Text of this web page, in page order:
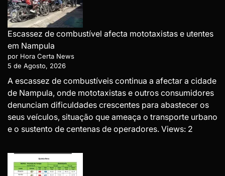
Escassez de combustível afecta mototaxistas e utentes
em Nampula
por Hora Certa News
5 de Agosto, 2026
A escassez de combustíveis continua a afectar a cidade
de Nampula, onde mototaxistas e outros consumidores
denunciam dificuldades crescentes para abastecer os
seus veículos, situação que ameaça o transporte urbano
e o sustento de centenas de operadores. Views: 2